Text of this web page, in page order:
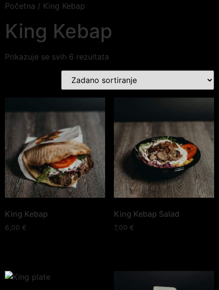
Početna / King Kebap
King Kebap
Prikazuje se svih 6 rezultata
King Kebap
6,00 €
King Kebap Salad
7,00 €